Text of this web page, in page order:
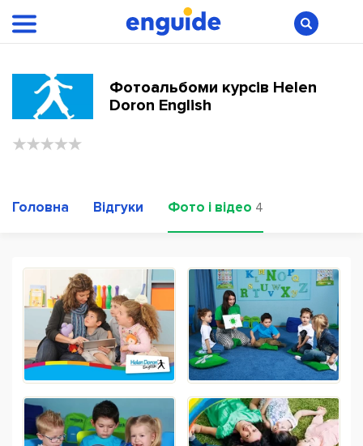
Фотоальбоми курсів Helen
Doron English
Головна Відгуки Фото і відео 4